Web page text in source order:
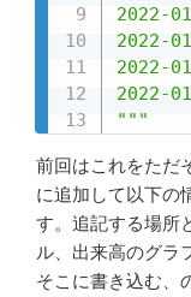
2022-
2022-
2022-
2022-
"""
前回はこれをただ
に追加して以下の
す。追記する場所
ル、出来高のグラ
そこに書き込む、